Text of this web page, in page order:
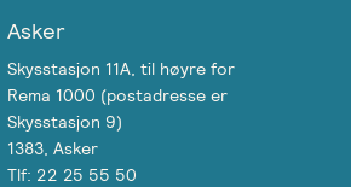
Asker
Skysstasjon 11A, til høyre for
Rema 1000 (postadresse er
Skysstasjon 9)
1383, Asker
Tlf: 22 25 55 50